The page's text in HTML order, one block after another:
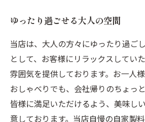
ゆったり過ごせる大人の空間
当店は、大人の方々にゆったり過ご
として、お客様にリラックスしてい
雰囲気を提供しております。お一人
おしゃべりでも、会社帰りのちょっ
皆様に満足いただけるよう、美味し
意しております。当店自慢の自家製